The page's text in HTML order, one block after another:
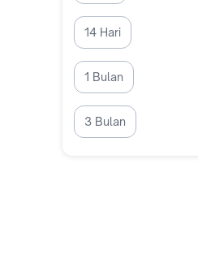
14 Hari
1 Bulan
3 Bulan